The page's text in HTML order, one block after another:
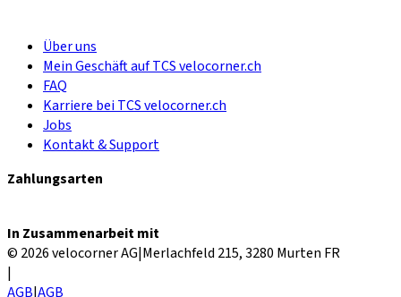
Über uns
Mein Geschäft auf TCS velocorner.ch
FAQ
Karriere bei TCS velocorner.ch
Jobs
Kontakt & Support
Zahlungsarten
In Zusammenarbeit mit
© 2026 velocorner AG|Merlachfeld 215, 3280 Murten FR
|
AGB|AGB